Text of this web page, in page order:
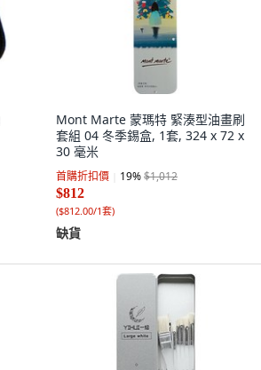
Mont Marte 蒙瑪特 緊湊型油畫刷
套組 04 冬季錫盒, 1套, 324 x 72 x
30 毫米
首購折扣價 19%$1,012
$812
($812.00/1套)
缺貨